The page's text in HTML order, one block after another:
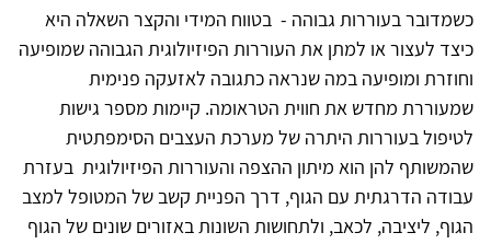
כשמדובר בעוררות גבוהה - בטווח המידי והקצר השאלה היא
כיצד לעצור או למתן את העוררות הפיזיולוגית הגבוהה שמופיעה
וחוזרת ומופיעה במה שנראה כתגובה לאזעקה פנימית
שמעוררת מחדש את חווית הטראומה. קיימות מספר גישות
לטיפול בעוררות היתרה של מערכת העצבים הסימפתטית
שהמשותף להן הוא מיתון ההצפה והעוררות הפיזיולוגית בעזרת
עבודה הדרגתית עם הגוף, דרך הפניית קשב של המטופל למצב
הגוף, ליציבה, לכאב, ולתחושות השונות באזורים שונים של הגוף